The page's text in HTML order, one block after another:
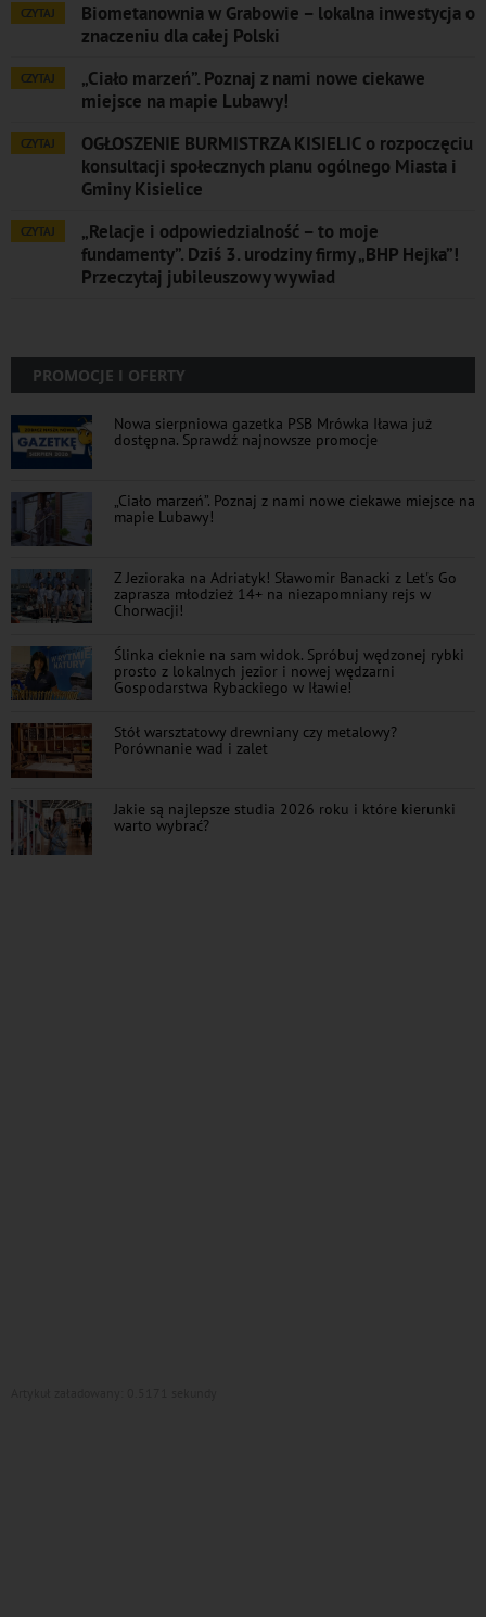
CZYTAJ
Biometanownia w Grabowie – lokalna inwestycja o
znaczeniu dla całej Polski
CZYTAJ
„Ciało marzeń”. Poznaj z nami nowe ciekawe
miejsce na mapie Lubawy!
CZYTAJ
OGŁOSZENIE BURMISTRZA KISIELIC o rozpoczęciu
konsultacji społecznych planu ogólnego Miasta i
Gminy Kisielice
CZYTAJ
„Relacje i odpowiedzialność – to moje
fundamenty”. Dziś 3. urodziny firmy „BHP Hejka”!
Przeczytaj jubileuszowy wywiad
PROMOCJE I OFERTY
Nowa sierpniowa gazetka PSB Mrówka Iława już
dostępna. Sprawdź najnowsze promocje
„Ciało marzeń”. Poznaj z nami nowe ciekawe miejsce na
mapie Lubawy!
Z Jezioraka na Adriatyk! Sławomir Banacki z Let's Go
zaprasza młodzież 14+ na niezapomniany rejs w
Chorwacji!
Ślinka cieknie na sam widok. Spróbuj wędzonej rybki
prosto z lokalnych jezior i nowej wędzarni
Gospodarstwa Rybackiego w Iławie!
Stół warsztatowy drewniany czy metalowy?
Porównanie wad i zalet
Jakie są najlepsze studia 2026 roku i które kierunki
warto wybrać?